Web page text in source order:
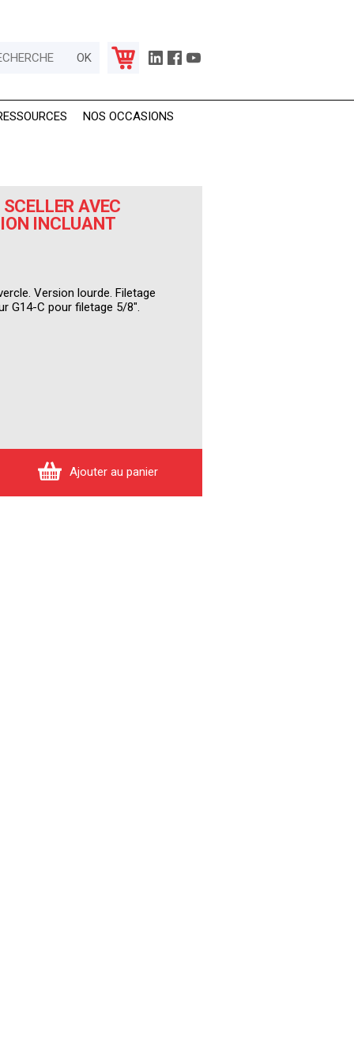
NOS OCCASIONS
AVEC
INCLUANT
Version lourde. Filetage
G14-C pour filetage 5/8".
Ajouter au panier